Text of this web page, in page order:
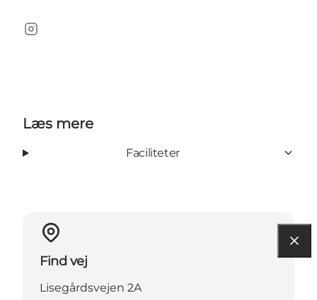
Instagram
Læs mere
Faciliteter
Find vej
Lisegårdsvejen 2A